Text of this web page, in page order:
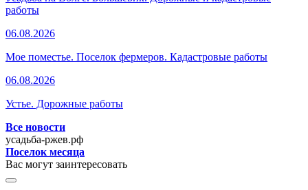
работы
06.08.2026
Мое поместье. Поселок фермеров. Кадастровые работы
06.08.2026
Устье. Дорожные работы
Все новости
усадьба-ржев.рф
Поселок месяца
Вас могут заинтересовать